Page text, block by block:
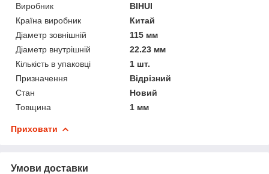
Виробник
BIHUI
Країна виробник
Китай
Діаметр зовнішній
115 мм
Діаметр внутрішній
22.23 мм
Кількість в упаковці
1 шт.
Призначення
Відрізний
Стан
Новий
Товщина
1 мм
Приховати
Умови доставки